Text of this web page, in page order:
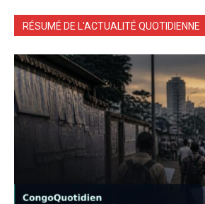
RÉSUMÉ DE L'ACTUALITÉ QUOTIDIENNE